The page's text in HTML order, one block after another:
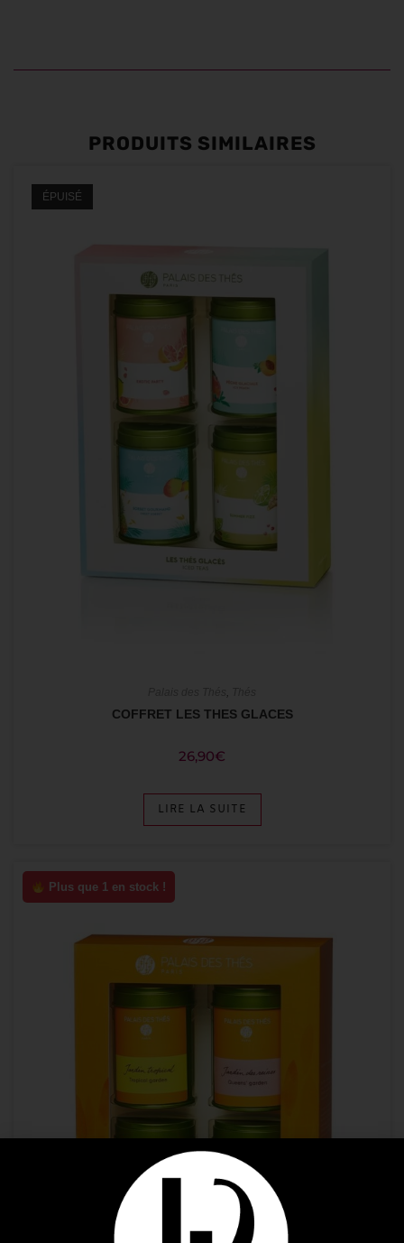
PRODUITS SIMILAIRES
ÉPUISÉ
,
COFFRET LES THES GLACES
26,90€
LIRE LA SUITE
Plus que 1 en stock !